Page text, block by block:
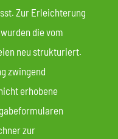
Zur Erleichterung
die vom
neu strukturiert.
zwingend
erhobene
zur